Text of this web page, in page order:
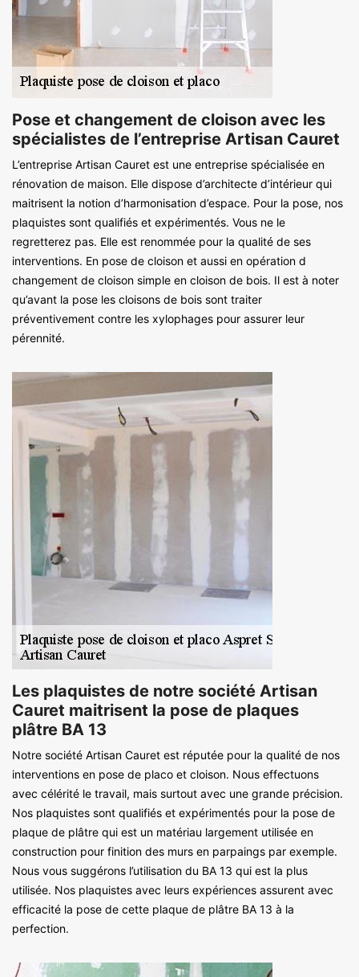
Pose et changement de cloison avec les
spécialistes de l’entreprise Artisan Cauret
L’entreprise Artisan Cauret est une entreprise spécialisée en
rénovation de maison. Elle dispose d’architecte d’intérieur qui
maitrisent la notion d’harmonisation d’espace. Pour la pose, nos
plaquistes sont qualifiés et expérimentés. Vous ne le
regretterez pas. Elle est renommée pour la qualité de ses
interventions. En pose de cloison et aussi en opération d
changement de cloison simple en cloison de bois. Il est à noter
qu’avant la pose les cloisons de bois sont traiter
préventivement contre les xylophages pour assurer leur
pérennité.
Les plaquistes de notre société Artisan
Cauret maitrisent la pose de plaques
plâtre BA 13
Notre société Artisan Cauret est réputée pour la qualité de nos
interventions en pose de placo et cloison. Nous effectuons
avec célérité le travail, mais surtout avec une grande précision.
Nos plaquistes sont qualifiés et expérimentés pour la pose de
plaque de plâtre qui est un matériau largement utilisée en
construction pour finition des murs en parpaings par exemple.
Nous vous suggérons l’utilisation du BA 13 qui est la plus
utilisée. Nos plaquistes avec leurs expériences assurent avec
efficacité la pose de cette plaque de plâtre BA 13 à la
perfection.